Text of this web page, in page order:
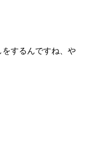
をするんですね、や